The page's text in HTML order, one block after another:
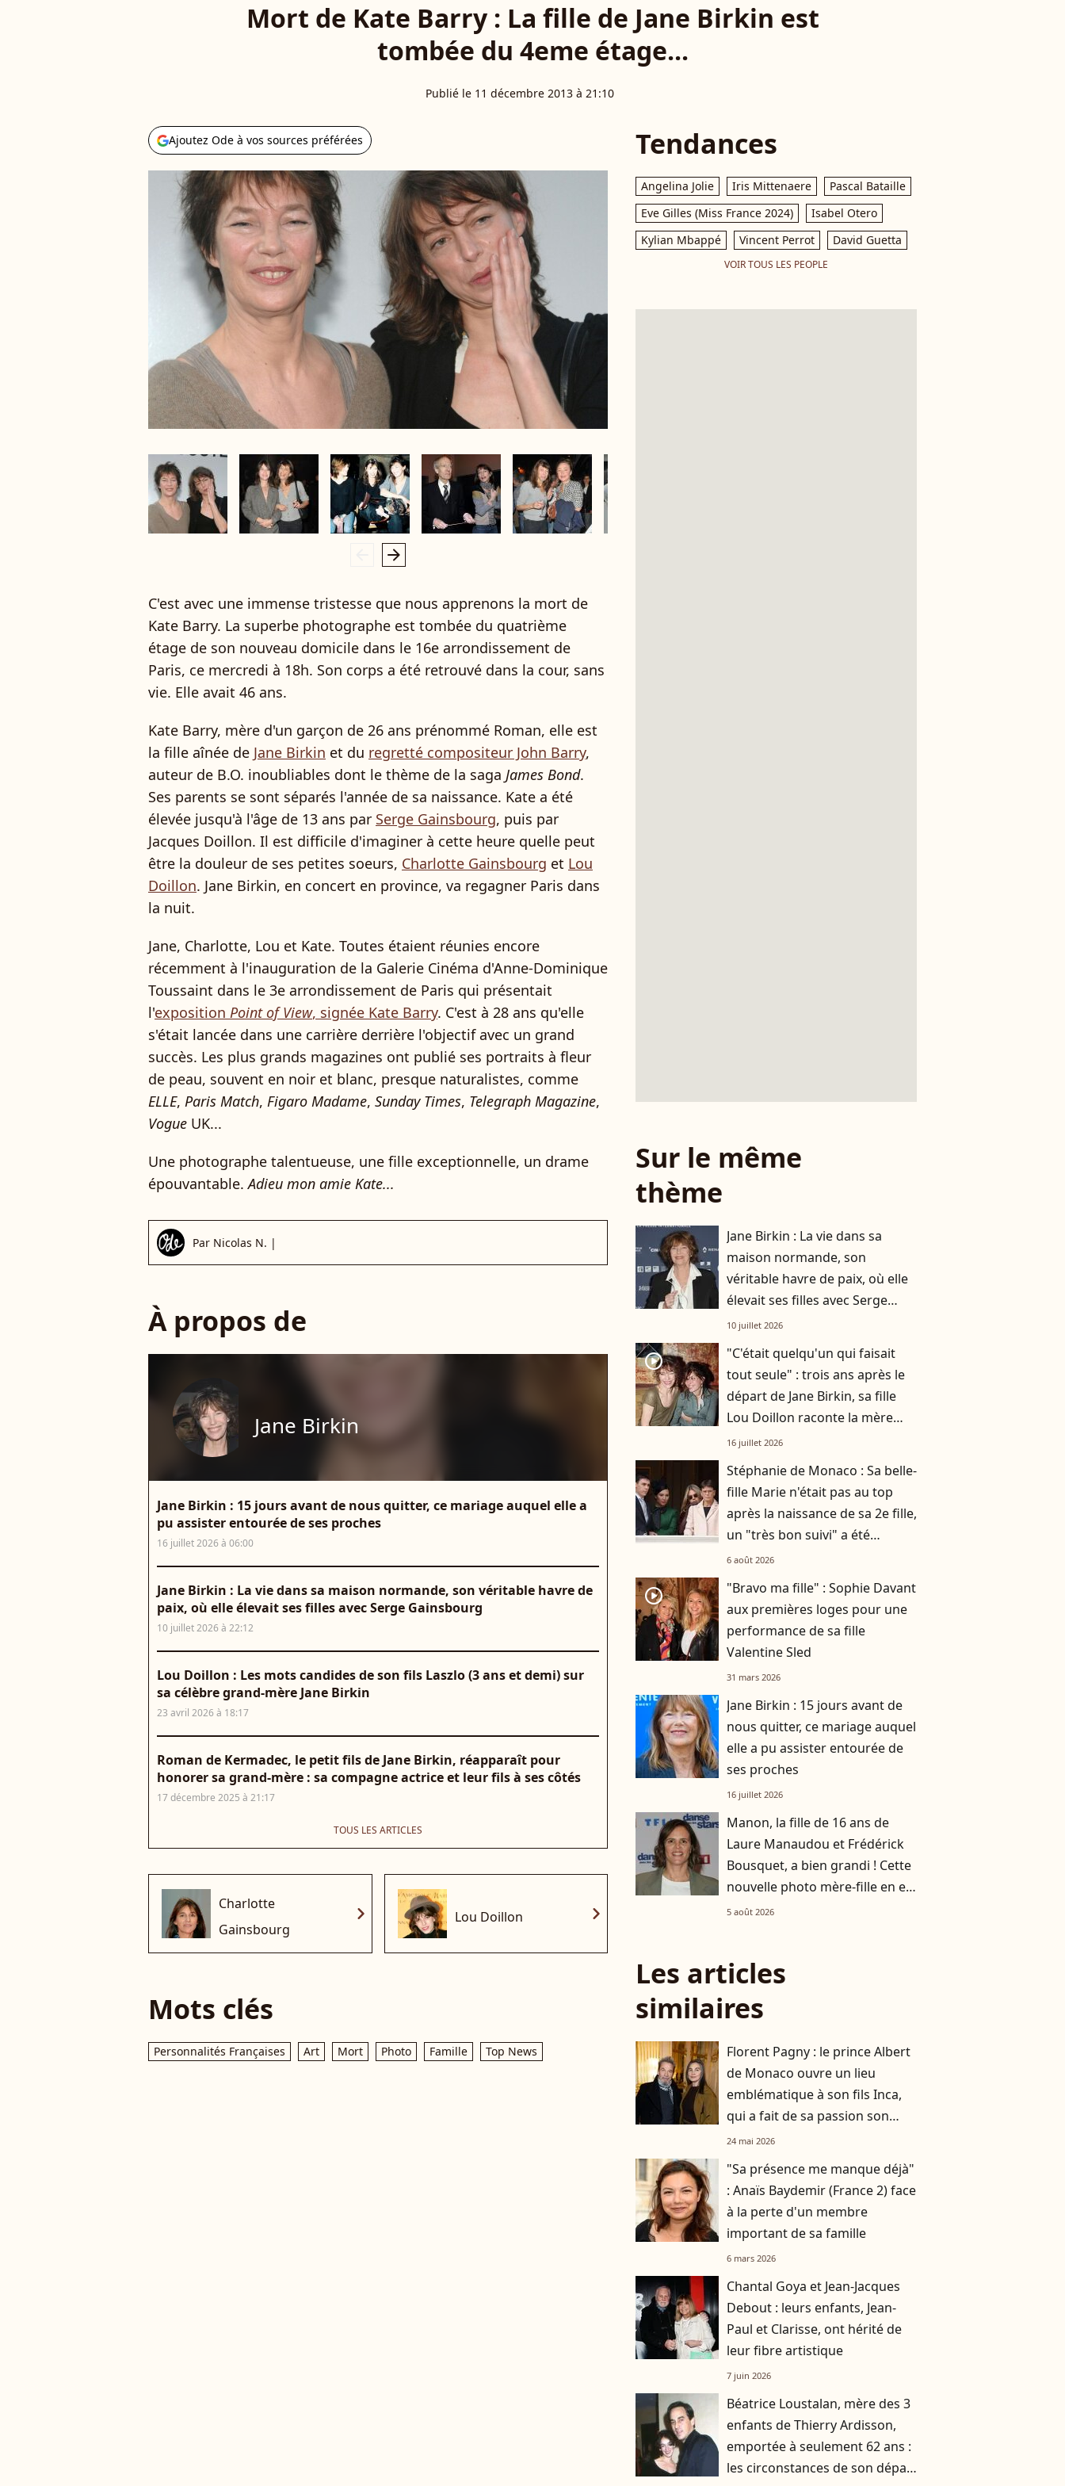
Mort de Kate Barry : La fille de Jane Birkin est
tombée du 4eme étage...
Publié le 11 décembre 2013 à 21:10
Ajoutez Ode à vos sources préférées
arrow_right
C'est avec une immense tristesse que nous apprenons la mort de
Kate Barry. La superbe photographe est tombée du quatrième
étage de son nouveau domicile dans le 16e arrondissement de
Paris, ce mercredi à 18h. Son corps a été retrouvé dans la cour, sans
vie. Elle avait 46 ans.
Kate Barry, mère d'un garçon de 26 ans prénommé Roman, elle est
la fille aînée de Jane Birkin et du regretté compositeur John Barry,
auteur de B.O. inoubliables dont le thème de la saga James Bond.
Ses parents se sont séparés l'année de sa naissance. Kate a été
élevée jusqu'à l'âge de 13 ans par Serge Gainsbourg, puis par
Jacques Doillon. Il est difficile d'imaginer à cette heure quelle peut
être la douleur de ses petites soeurs, Charlotte Gainsbourg et Lou
Doillon. Jane Birkin, en concert en province, va regagner Paris dans
la nuit.
Jane, Charlotte, Lou et Kate. Toutes étaient réunies encore
récemment à l'inauguration de la Galerie Cinéma d'Anne-Dominique
Toussaint dans le 3e arrondissement de Paris qui présentait
l'exposition Point of View, signée Kate Barry. C'est à 28 ans qu'elle
s'était lancée dans une carrière derrière l'objectif avec un grand
succès. Les plus grands magazines ont publié ses portraits à fleur
de peau, souvent en noir et blanc, presque naturalistes, comme
ELLE, Paris Match, Figaro Madame, Sunday Times, Telegraph Magazine,
Vogue UK...
Une photographe talentueuse, une fille exceptionnelle, un drame
épouvantable.Adieu mon amie Kate...
Par Nicolas N. |
À propos de
Jane Birkin
Jane Birkin : 15 jours avant de nous quitter, ce mariage auquel elle a
pu assister entourée de ses proches
16 juillet 2026 à 06:00
Jane Birkin : La vie dans sa maison normande, son véritable havre de
paix, où elle élevait ses filles avec Serge Gainsbourg
10 juillet 2026 à 22:12
Lou Doillon : Les mots candides de son fils Laszlo (3 ans et demi) sur
sa célèbre grand-mère Jane Birkin
23 avril 2026 à 18:17
Roman de Kermadec, le petit fils de Jane Birkin, réapparaît pour
honorer sa grand-mère : sa compagne actrice et leur fils à ses côtés
17 décembre 2025 à 21:17
TOUS LES ARTICLES
Charlotte
Gainsbourg
chevron_right Lou Doillon chevron_right
Mots clés
Personnalités Françaises Art Mort Photo Famille Top News
Tendances
Angelina Jolie Iris Mittenaere
Pascal Bataille
Eve Gilles (Miss France 2024)
Isabel Otero
Kylian Mbappé
Vincent Perrot David Guetta
VOIR TOUS LES PEOPLE
Sur le même
thème
Jane Birkin : La vie dans sa
maison normande, son
véritable havre de paix, où elle
élevait ses filles avec Serge
Gainsbourg
10 juillet 2026
player2
"C'était quelqu'un qui faisait
tout seule" : trois ans après le
départ de Jane Birkin, sa fille
Lou Doillon raconte la mère
derrière l’icône
16 juillet 2026
Stéphanie de Monaco : Sa belle-
fille Marie n'était pas au top
après la naissance de sa 2e fille,
un "très bon suivi" a été
nécessaire
6 août 2026
player2
"Bravo ma fille" : Sophie Davant
aux premières loges pour une
performance de sa fille
Valentine Sled
31 mars 2026
Jane Birkin : 15 jours avant de
nous quitter, ce mariage auquel
elle a pu assister entourée de
ses proches
16 juillet 2026
Manon, la fille de 16 ans de
Laure Manaudou et Frédérick
Bousquet, a bien grandi ! Cette
nouvelle photo mère-fille en est
la preuve
5 août 2026
Les articles
similaires
Florent Pagny : le prince Albert
de Monaco ouvre un lieu
emblématique à son fils Inca,
qui a fait de sa passion son
métier
24 mai 2026
"Sa présence me manque déjà"
: Anaïs Baydemir (France 2) face
à la perte d'un membre
important de sa famille
6 mars 2026
Chantal Goya et Jean-Jacques
Debout : leurs enfants, Jean-
Paul et Clarisse, ont hérité de
leur fibre artistique
7 juin 2026
Béatrice Loustalan, mère des 3
enfants de Thierry Ardisson,
emportée à seulement 62 ans :
les circonstances de son départ